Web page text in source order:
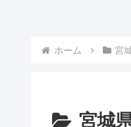
ホーム 宮
宮城